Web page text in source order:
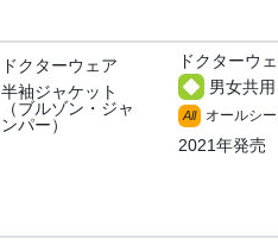
ドクターウェア
半袖ジャケット
（ブルゾン・ジャ
ンパー）
ドクターウ
男女共用
All オールシ
2021年発売